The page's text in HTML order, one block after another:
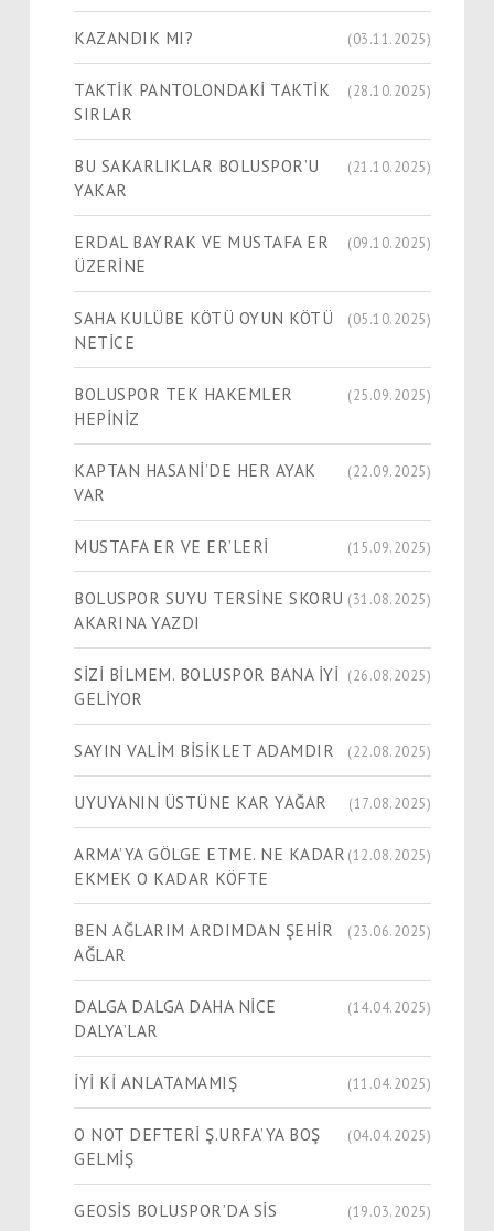
KAZANDIK MI? (03.11.2025)
TAKTİK PANTOLONDAKİ TAKTİK
SIRLAR
(28.10.2025)
BU SAKARLIKLAR BOLUSPOR’U
YAKAR
(21.10.2025)
ERDAL BAYRAK VE MUSTAFA ER
ÜZERİNE
(09.10.2025)
SAHA KULÜBE KÖTÜ OYUN KÖTÜ
NETİCE
(05.10.2025)
BOLUSPOR TEK HAKEMLER
HEPİNİZ
(25.09.2025)
KAPTAN HASANİ’DE HER AYAK
VAR
(22.09.2025)
MUSTAFA ER VE ER’LERİ (15.09.2025)
BOLUSPOR SUYU TERSİNE SKORU
AKARINA YAZDI
(31.08.2025)
SİZİ BİLMEM. BOLUSPOR BANA İYİ
GELİYOR
(26.08.2025)
SAYIN VALİM BİSİKLET ADAMDIR (22.08.2025)
UYUYANIN ÜSTÜNE KAR YAĞAR (17.08.2025)
ARMA’YA GÖLGE ETME. NE KADAR
EKMEK O KADAR KÖFTE
(12.08.2025)
BEN AĞLARIM ARDIMDAN ŞEHİR
AĞLAR
(23.06.2025)
DALGA DALGA DAHA NİCE
DALYA’LAR
(14.04.2025)
İYİ Kİ ANLATAMAMIŞ (11.04.2025)
O NOT DEFTERİ Ş.URFA’YA BOŞ
GELMİŞ
(04.04.2025)
GEOSİS BOLUSPOR’DA SİS (19.03.2025)